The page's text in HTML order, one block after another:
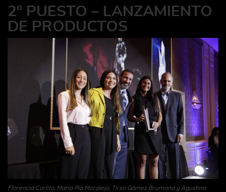
2º PUESTO – LANZAMIENTO
DE PRODUCTOS
Florencia Corlito, María Pía Moralejo, Tirso Gómez Brumana y Agustina